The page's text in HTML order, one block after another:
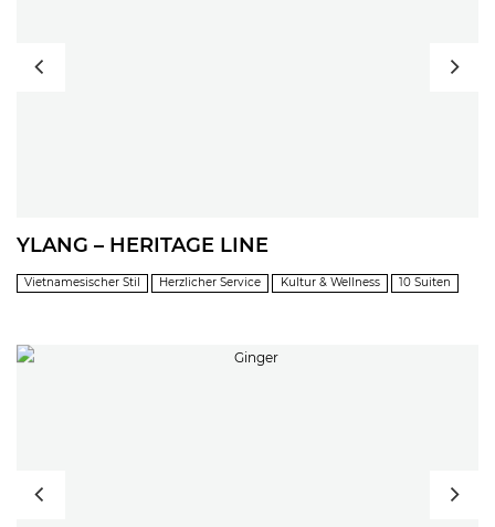
YLANG – HERITAGE LINE
Vietnamesischer Stil Herzlicher Service Kultur & Wellness 10 Suiten